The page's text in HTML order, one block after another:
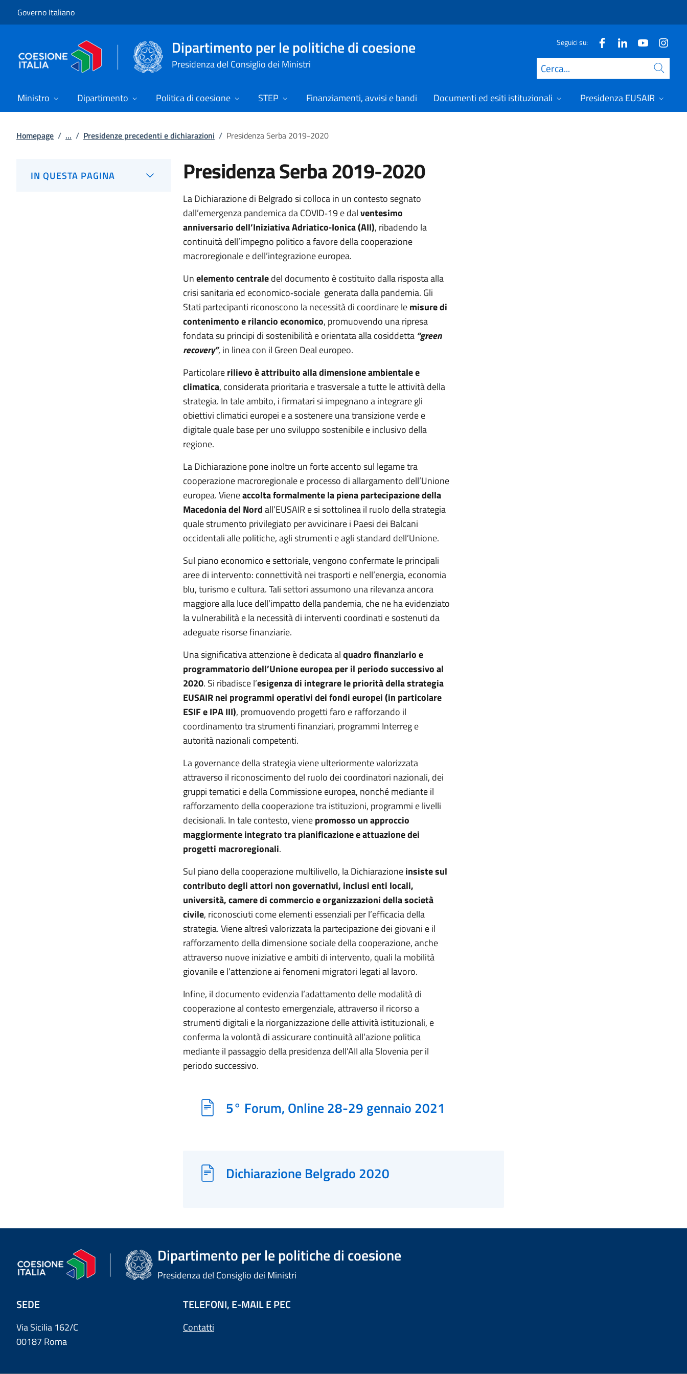
Governo Italiano
Dipartimento per le politiche di coesione
Presidenza del Consiglio dei Ministri
Seguici su:
Cerca
Ministro Dipartimento Politica di coesione STEP Finanziamenti, avvisi e bandi Documenti ed esiti istituzionali Presidenza EUSAIR
Homepage / ... / Presidenze precedenti e dichiarazioni / Presidenza Serba 2019-2020
IN QUESTA PAGINA Presidenza Serba 2019-2020
La Dichiarazione di Belgradosi colloca in un contesto segnato
dall’emergenza pandemica da COVID‑19 e dalventesimo
anniversario dell’Iniziativa Adriatico‑Ionica(AII), ribadendo la
continuità dell’impegno politico a favore della cooperazione
macroregionale e dell’integrazione europea.
Unelemento centraledel documento è costituito dalla risposta alla
crisi sanitaria ed economico‑sociale generata dalla pandemia. Gli
Stati partecipanti riconoscono la necessità di coordinare lemisure di
contenimento e rilancio economico, promuovendo una ripresa
fondata su principi di sostenibilità e orientata alla cosiddetta “green
recovery”, in linea con il Green Deal europeo.
Particolarerilievo è attribuito alla dimensione ambientale e
climatica, considerata prioritaria e trasversale a tutte le attività della
strategia. In tale ambito, i firmatari si impegnano a integrare gli
obiettivi climatici europei e a sostenere una transizione verde e
digitale quale base per uno sviluppo sostenibile e inclusivo della
regione.
La Dichiarazione pone inoltre un forte accento sul legame tra
cooperazione macroregionale e processo di allargamento dell’Unione
europea. Vieneaccolta formalmente la piena partecipazione della
Macedonia del Nordall’EUSAIR e si sottolinea il ruolo della strategia
quale strumento privilegiato per avvicinare i Paesi dei Balcani
occidentali alle politiche, agli strumenti e agli standard dell’Unione.
Sul piano economico e settoriale, vengono confermate le principali
aree di intervento: connettività nei trasporti e nell’energia, economia
blu, turismo e cultura. Tali settori assumono una rilevanza ancora
maggiore alla luce dell’impatto della pandemia, che ne ha evidenziato
la vulnerabilità e la necessità di interventi coordinati e sostenuti da
adeguate risorse finanziarie.
Una significativa attenzione è dedicata alquadro finanziario e
programmatorio dell’Unione europea per il periodo successivo al
2020. Si ribadisce l’esigenza di integrare le priorità della strategia
EUSAIR nei programmi operativi dei fondi europei (in particolare
ESIF e IPA III), promuovendo progetti faro e rafforzando il
coordinamento tra strumenti finanziari, programmi Interreg e
autorità nazionali competenti.
La governance della strategia viene ulteriormente valorizzata
attraverso il riconoscimento del ruolo dei coordinatori nazionali, dei
gruppi tematici e della Commissione europea, nonché mediante il
rafforzamento della cooperazione tra istituzioni, programmi e livelli
decisionali. In tale contesto, vienepromosso un approccio
maggiormente integrato tra pianificazione e attuazione dei
progetti macroregionali.
Sul piano della cooperazione multilivello, la Dichiarazioneinsiste sul
contributo degli attori non governativi, inclusi enti locali,
università, camere di commercio e organizzazioni della società
civile, riconosciuti come elementi essenziali per l’efficacia della
strategia. Viene altresì valorizzata la partecipazione dei giovani e il
rafforzamento della dimensione sociale della cooperazione, anche
attraverso nuove iniziative e ambiti di intervento, quali la mobilità
giovanile e l’attenzione ai fenomeni migratori legati al lavoro.
Infine, il documento evidenzia l’adattamento delle modalità di
cooperazione al contesto emergenziale, attraverso il ricorso a
strumenti digitali e la riorganizzazione delle attività istituzionali, e
conferma la volontà di assicurare continuità all’azione politica
mediante il passaggio della presidenza dell’AII alla Slovenia per il
periodo successivo.
5° Forum, Online 28-29 gennaio 2021
Dichiarazione Belgrado 2020
Dipartimento per le politiche di coesione
Presidenza del Consiglio dei Ministri
SEDE
Via Sicilia 162/C
00187 Roma
TELEFONI, E-MAIL E PEC
Contatti